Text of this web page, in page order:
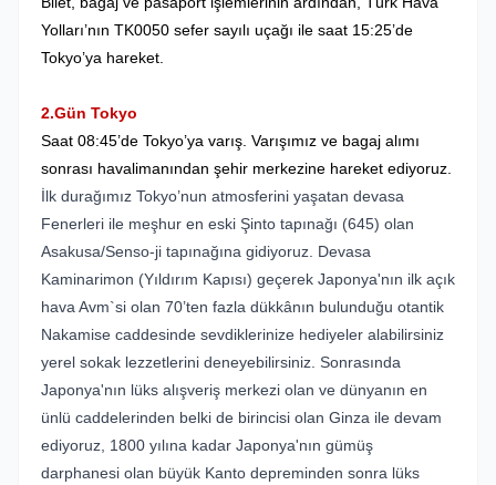
Yolları’nın TK0050 sefer sayılı uçağı ile saat 15:25’de
Tokyo’ya hareket.
2.Gün Tokyo
Saat 08:45’de Tokyo’ya varış. Varışımız ve bagaj alımı
sonrası havalimanından şehir merkezine hareket ediyoruz.
İlk durağımız Tokyo’nun atmosferini yaşatan devasa
Fenerleri ile meşhur en eski Şinto tapınağı (645) olan
Asakusa/Senso-ji tapınağına gidiyoruz. Devasa
Kaminarimon (Yıldırım Kapısı) geçerek Japonya'nın ilk açık
hava Avm`si olan 70’ten fazla dükkânın bulunduğu otantik
Nakamise caddesinde sevdiklerinize hediyeler alabilirsiniz
yerel sokak lezzetlerini deneyebilirsiniz. Sonrasında
Japonya'nın lüks alışveriş merkezi olan ve dünyanın en
ünlü caddelerinden belki de birincisi olan Ginza ile devam
ediyoruz, 1800 yılına kadar Japonya'nın gümüş
darphanesi olan büyük Kanto depreminden sonra lüks